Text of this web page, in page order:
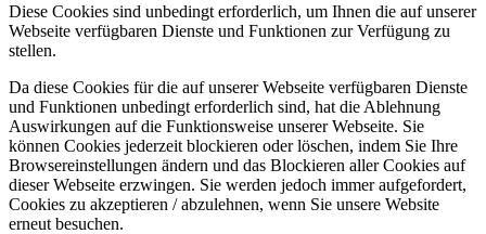
Diese Cookies sind unbedingt erforderlich, um Ihnen die auf unserer
Webseite verfügbaren Dienste und Funktionen zur Verfügung zu
stellen.
Da diese Cookies für die auf unserer Webseite verfügbaren Dienste
und Funktionen unbedingt erforderlich sind, hat die Ablehnung
Auswirkungen auf die Funktionsweise unserer Webseite. Sie
können Cookies jederzeit blockieren oder löschen, indem Sie Ihre
Browsereinstellungen ändern und das Blockieren aller Cookies auf
dieser Webseite erzwingen. Sie werden jedoch immer aufgefordert,
Cookies zu akzeptieren / abzulehnen, wenn Sie unsere Website
erneut besuchen.